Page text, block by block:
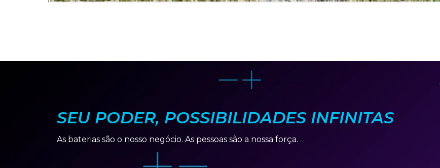
SEU PODER, POSSIBILIDADES INFINITAS
As baterias são o nosso negócio. As pessoas são a nossa força.